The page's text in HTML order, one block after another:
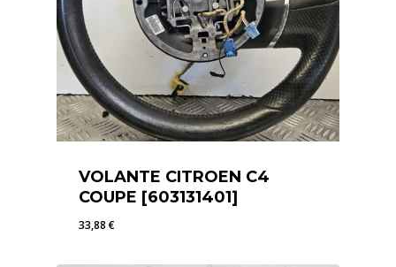
VOLANTE CITROEN C4
COUPE [603131401]
33,88€